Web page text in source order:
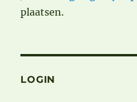
plaatsen.
LOGIN